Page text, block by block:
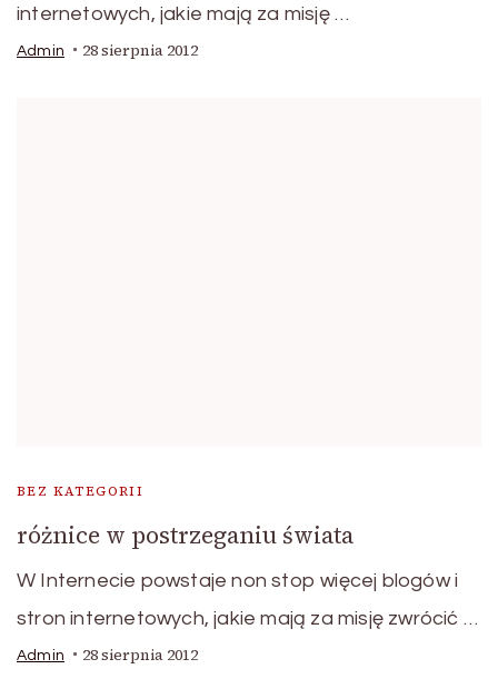
internetowych, jakie mają za misję …
Admin 28 sierpnia 2012
BEZ KATEGORII
różnice w postrzeganiu świata
W Internecie powstaje non stop więcej blogów i
stron internetowych, jakie mają za misję zwrócić …
Admin 28 sierpnia 2012